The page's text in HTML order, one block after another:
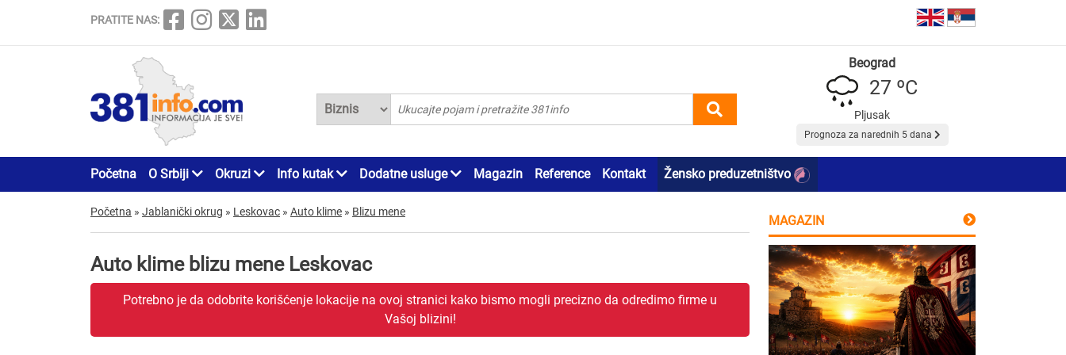
PRATITE NAS:
Beograd
27 ºC
Pljusak
Prognoza za narednih 5 dana
Početna O Srbiji Okruzi Info kutak Dodatne usluge Magazin Reference Kontakt Žensko preduzetništvo
Početna » Jablanički okrug » Leskovac » Auto klime » Blizu mene
Auto klime blizu mene Leskovac
Potrebno je da odobrite korišćenje lokacije na ovoj stranici kako bismo mogli precizno da odredimo firme u
Vašoj blizini!
MAGAZIN